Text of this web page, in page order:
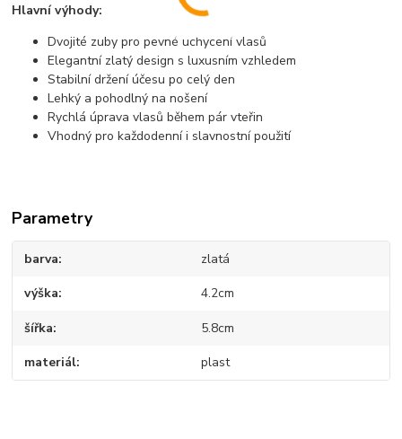
Hlavní výhody:
Dvojité zuby pro pevné uchycení vlasů
Elegantní zlatý design s luxusním vzhledem
Stabilní držení účesu po celý den
Lehký a pohodlný na nošení
Rychlá úprava vlasů během pár vteřin
Vhodný pro každodenní i slavnostní použití
Parametry
barva zlatá
výška 4.2cm
šířka 5.8cm
materiál plast